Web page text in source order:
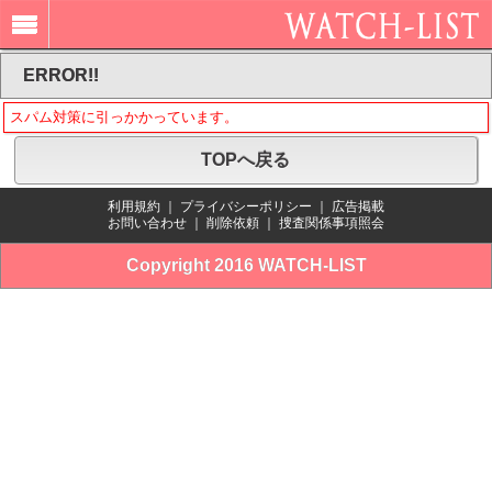
ERROR!!
スパム対策に引っかかっています。
TOPへ戻る
利用規約 プライバシーポリシー
広告掲載
お問い合わせ
削除依頼 捜査関係事項照会
Copyright 2016 WATCH-LIST